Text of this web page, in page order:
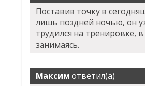
Поставив точку в
лишь поздней ночью, он
трудился на тренировке,
занимаясь.
Максим ответил(а)